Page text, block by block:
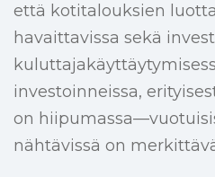
että kotitalouksien
havaittavissa sekä
investoinneissa,
on
nähtävissä on